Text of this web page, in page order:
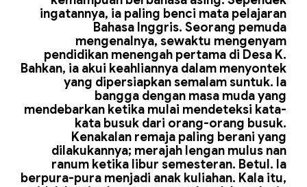
ingatannya, ia paling benci mata pelajaran
Bahasa Inggris. Seorang pemuda
mengenalnya, sewaktu mengenyam
pendidikan menengah pertama di Desa K.
Bahkan, ia akui keahliannya dalam menyontek
yang dipersiapkan semalam suntuk. Ia
bangga dengan masa muda yang
mendebarkan ketika mulai mendeteksi kata-
kata busuk dari orang-orang busuk.
Kenakalan remaja paling berani yang
dilakukannya; merajah lengan mulus nan
ranum ketika libur semesteran. Betul. Ia
berpura-pura menjadi anak kuliahan. Kala itu,